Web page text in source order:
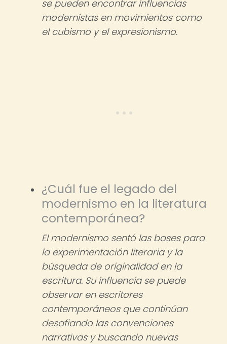
se pueden encontrar influencias
modernistas en movimientos como
el cubismo y el expresionismo.
¿Cuál fue el legado del
modernismo en la literatura
contemporánea?
El modernismo sentó las bases para
la experimentación literaria y la
búsqueda de originalidad en la
escritura. Su influencia se puede
observar en escritores
contemporáneos que continúan
desafiando las convenciones
narrativas y buscando nuevas